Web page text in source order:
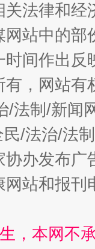
魏明亮
生
法律和
站中的
间作出
，网站
/法制/新闻
/法治/法
协办发布
站和报
，本网不